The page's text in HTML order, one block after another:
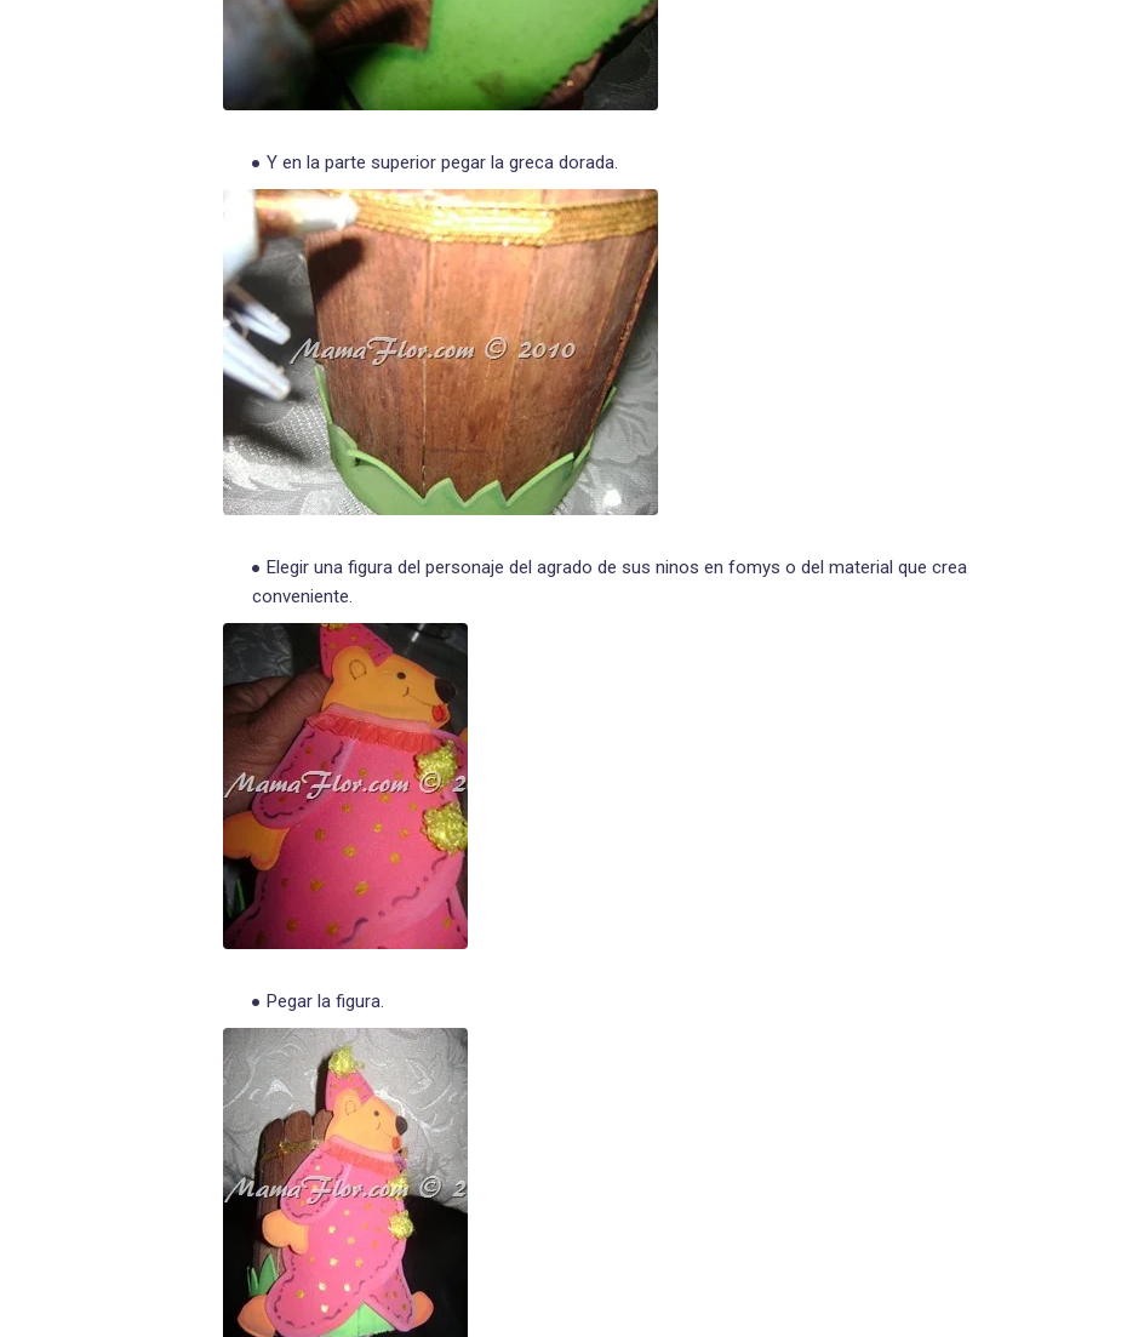
Y en la parte superior pegar la greca dorada.
Elegir una figura del personaje del agrado de sus ninos en fomys o del material que crea
conveniente.
Pegar la figura.